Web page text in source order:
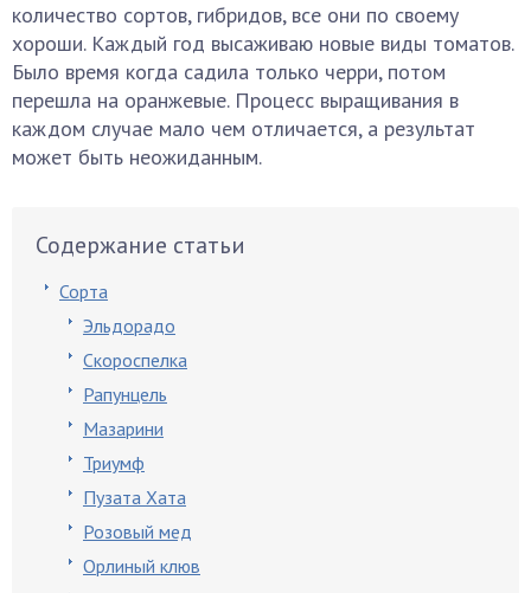
количество сортов, гибридов, все они по своему
хороши. Каждый год высаживаю новые виды томатов.
Было время когда садила только черри, потом
перешла на оранжевые. Процесс выращивания в
каждом случае мало чем отличается, а результат
может быть неожиданным.
Содержание статьи
Сорта
Эльдорадо
Скороспелка
Рапунцель
Мазарини
Триумф
Пузата Хата
Розовый мед
Орлиный клюв